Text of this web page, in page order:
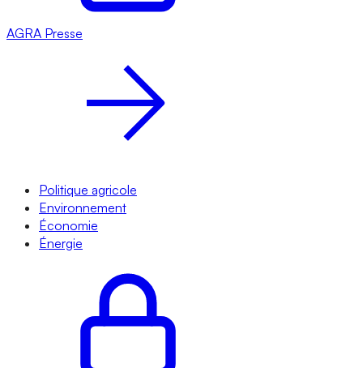
AGRA Presse
Politique agricole
Environnement
Économie
Énergie